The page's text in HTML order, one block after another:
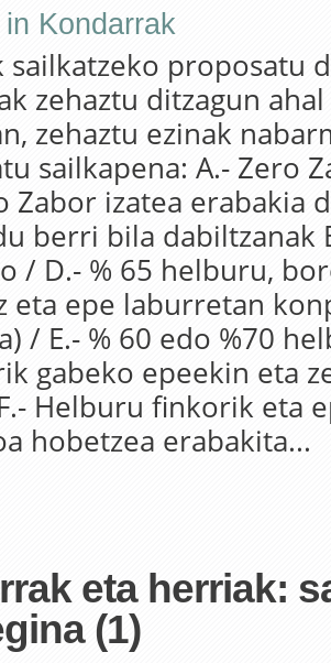
Kondarrak
sailkatzeko proposatu
zehaztu ditzagun
zehaztu ezinak
sailkapena: A.- Zero
Zabor izatea erabakia
berri bila dabiltzanak
/ D.- % 65 helburu,
eta epe laburretan
/ E.- % 60 edo %70
gabeko epeekin eta
Helburu finkorik eta
hobetzea erabakita...
eta herriak:
(1)